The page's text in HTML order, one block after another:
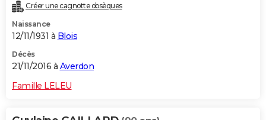
Créer une cagnotte obsèques
Naissance
12/11/1931 à Blois
Décès
21/11/2016 à Averdon
Famille LELEU